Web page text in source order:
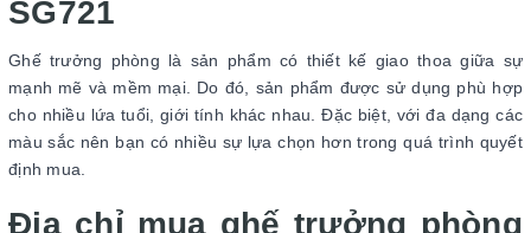
SG721
Ghế trưởng phòng là sản phẩm có thiết kế giao thoa giữa sự
mạnh mẽ và mềm mại. Do đó, sản phẩm được sử dụng phù hợp
cho nhiều lứa tuổi, giới tính khác nhau. Đặc biệt, với đa dạng các
màu sắc nên bạn có nhiều sự lựa chọn hơn trong quá trình quyết
định mua.
Địa chỉ mua ghế trưởng phòng